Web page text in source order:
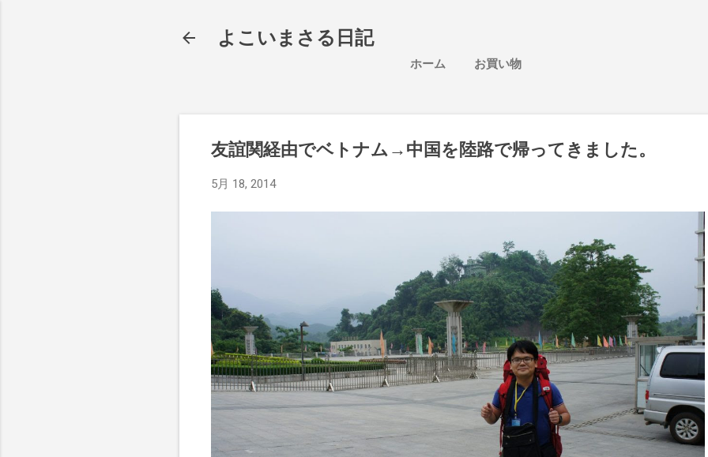
よこいまさる日記
ホーム お買い物
友誼関経由でベトナム→中国を陸路で帰ってきました。
5月 18, 2014